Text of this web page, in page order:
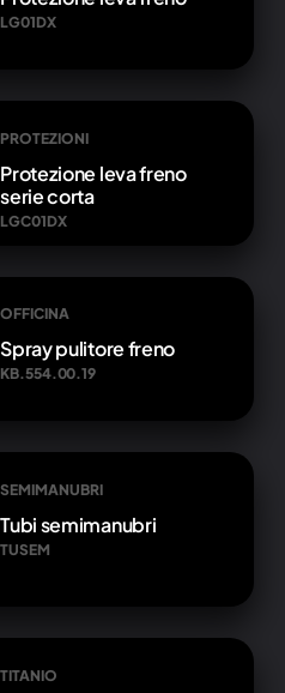
LG01DX
PROTEZIONI
Protezione leva freno
serie corta
LGC01DX
OFFICINA
Spray pulitore freno
KB.554.00.19
SEMIMANUBRI
Tubi semimanubri
TUSEM
TITANIO